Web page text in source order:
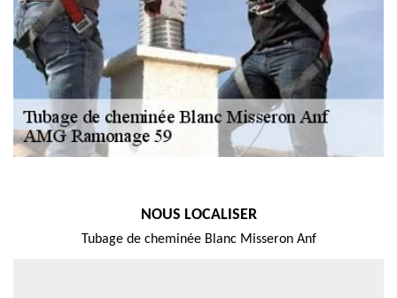
NOUS LOCALISER
Tubage de cheminée Blanc Misseron Anf